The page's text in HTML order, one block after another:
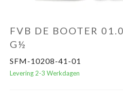
FVB DE BOOTER
G½
SFM-10208-41-01
Levering 2-3 Werkdagen